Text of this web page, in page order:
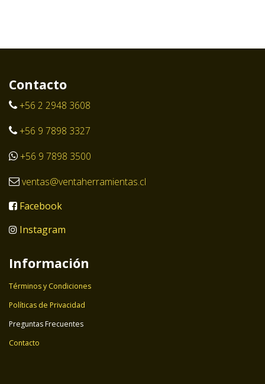
Contacto
+56 2 2948 3608
+56 9 7898 3327
+56 9 7898 3500
ventas@ventaherramientas.cl
Facebook
Instagram
Información
Términos y Condiciones
Políticas de Privacidad
Preguntas Frecuentes
Contacto